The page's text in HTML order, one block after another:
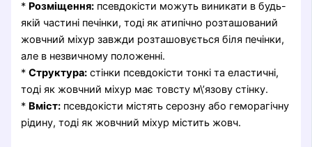
* Розміщення: псевдокісти можуть виникати в будь-
якій частині печінки, тоді як атипічно розташований
жовчний міхур завжди розташовується біля печінки,
але в незвичному положенні.
*Структура: стінки псевдокісти тонкі та еластичні,
тоді як жовчний міхур має товсту м\’язову стінку.
* Вміст: псевдокісти містять серозну або геморагічну
рідину, тоді як жовчний міхур містить жовч.